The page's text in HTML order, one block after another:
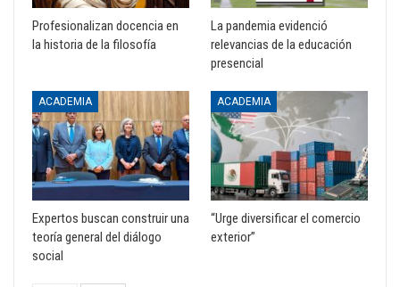
Profesionalizan docencia en
la historia de la filosofía
La pandemia evidenció
relevancias de la educación
presencial
ACADEMIA
Expertos buscan construir una
teoría general del diálogo
social
ACADEMIA
“Urge diversificar el comercio
exterior”